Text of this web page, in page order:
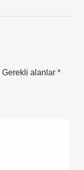
Gerekli alanlar *